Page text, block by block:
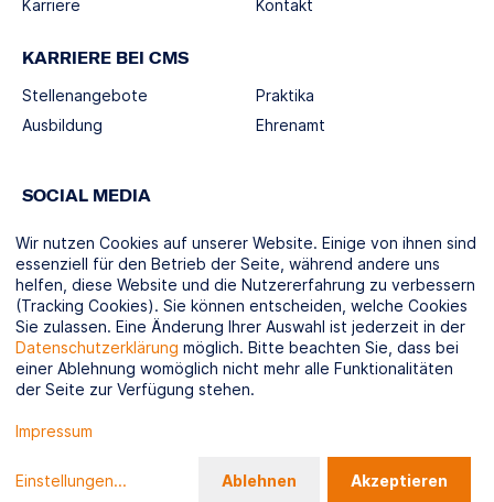
Karriere
Kontakt
KARRIERE BEI CMS
Stellenangebote
Ausbildung
Praktika
Ehrenamt
SOCIAL MEDIA
KOOPERATIONSPARTNER
© CMS-Verbund.de 2026
Wir nutzen Cookies auf unserer Website. Einige von ihnen sind
essenziell für den Betrieb der Seite, während andere uns
helfen, diese Website und die Nutzererfahrung zu verbessern
(Tracking Cookies). Sie können entscheiden, welche Cookies
Sie zulassen. Eine Änderung Ihrer Auswahl ist jederzeit in der
Datenschutzerklärung möglich. Bitte beachten Sie, dass bei
einer Ablehnung womöglich nicht mehr alle Funktionalitäten
der Seite zur Verfügung stehen.
Impressum
Einstellungen... Ablehnen Akzeptieren